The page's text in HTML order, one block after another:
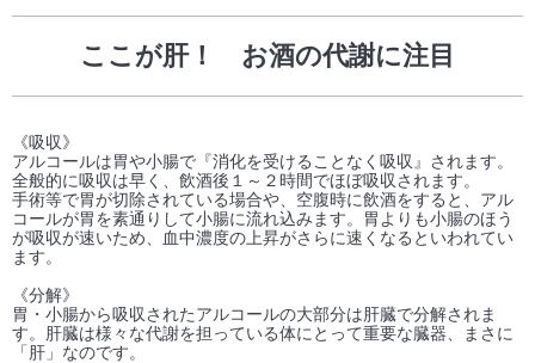
ここが肝！ お酒の代謝に注目
《吸収》
アルコールは胃や小腸で『消化を受けることなく吸収』されます。
全般的に吸収は早く、飲酒後１～２時間でほぼ吸収されます。
手術等で胃が切除されている場合や、空腹時に飲酒をすると、アル
コールが胃を素通りして小腸に流れ込みます。胃よりも小腸のほう
が吸収が速いため、血中濃度の上昇がさらに速くなるといわれてい
ます。
《分解》
胃・小腸から吸収されたアルコールの大部分は肝臓で分解されま
す。肝臓は様々な代謝を担っている体にとって重要な臓器、まさに
「肝」なのです。